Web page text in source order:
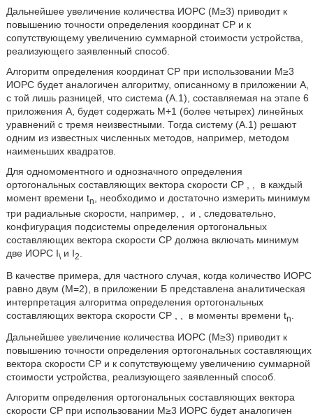
Дальнейшее увеличение количества ИОРС (М≥3) приводит к
повышению точности определения координат CP и к
сопутствующему увеличению суммарной стоимости устройства,
реализующего заявленный способ.
Алгоритм определения координат CP при использовании М≥3
ИОРС будет аналогичен алгоритму, описанному в приложении А,
с той лишь разницей, что система (А.1), составляемая на этапе 6
приложения А, будет содержать М+1 (более четырех) линейных
уравнений с тремя неизвестными. Тогда систему (А.1) решают
одним из известных численных методов, например, методом
наименьших квадратов.
Для одномоментного и однозначного определения
ортогональных составляющих вектора скорости CP
в каждый
момент времени tn
, необходимо и достаточно измерить минимум
три радиальные скорости, например,
и
, следовательно,
конфигурация подсистемы определения ортогональных
составляющих вектора скорости CP должна включать минимум
две ИОРС I\ и I2
В качестве примера, для частного случая, когда количество ИОРС
равно двум (М=2), в приложении Б представлена аналитическая
интерпретация алгоритма определения ортогональных
составляющих вектора скорости CP
в моменты времени tn
Дальнейшее увеличение количества ИОРС (М≥3) приводит к
повышению точности определения ортогональных составляющих
вектора скорости CP и к сопутствующему увеличению суммарной
стоимости устройства, реализующего заявленный способ.
Алгоритм определения ортогональных составляющих вектора
скорости CP при использовании М≥3 ИОРС будет аналогичен